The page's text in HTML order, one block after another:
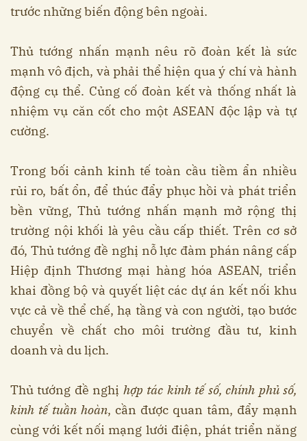
trước những biến động bên ngoài.
Thủ tướng nhấn mạnh nêu rõ đoàn kết là sức
mạnh vô địch, và phải thể hiện qua ý chí và hành
động cụ thể. Củng cố đoàn kết và thống nhất là
nhiệm vụ căn cốt cho một ASEAN độc lập và tự
cường.
Trong bối cảnh kinh tế toàn cầu tiềm ẩn nhiều
rủi ro, bất ổn, để thúc đẩy phục hồi và phát triển
bền vững, Thủ tướng nhấn mạnh mở rộng thị
trường nội khối là yêu cầu cấp thiết. Trên cơ sở
đó, Thủ tướng đề nghị nỗ lực đàm phán nâng cấp
Hiệp định Thương mại hàng hóa ASEAN, triển
khai đồng bộ và quyết liệt các dự án kết nối khu
vực cả về thể chế, hạ tầng và con người, tạo bước
chuyển về chất cho môi trường đầu tư, kinh
doanh và du lịch.
Thủ tướng đề nghị hợp tác kinh tế số, chính phủ số,
kinh tế tuần hoàn, cần được quan tâm, đẩy mạnh
cùng với kết nối mạng lưới điện, phát triển năng